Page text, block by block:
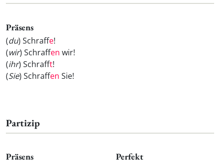
Präsens
(du) Schraffe!
(wir) Schraffen wir!
(ihr) Schrafft!
(Sie) Schraffen Sie!
Partizip
Präsens Perfekt